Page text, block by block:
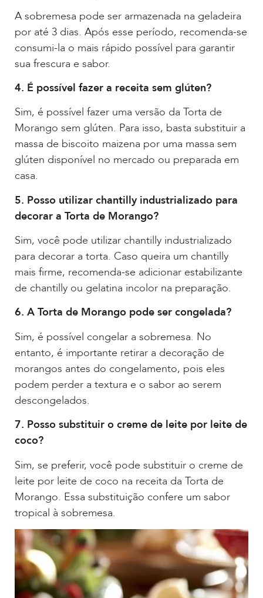
A sobremesa pode ser armazenada na geladeira
por até 3 dias. Após esse período, recomenda-se
consumi-la o mais rápido possível para garantir
sua frescura e sabor.
4. É possível fazer a receita sem glúten?
Sim, é possível fazer uma versão da Torta de
Morango sem glúten. Para isso, basta substituir a
massa de biscoito maizena por uma massa sem
glúten disponível no mercado ou preparada em
casa.
5. Posso utilizar chantilly industrializado para
decorar a Torta de Morango?
Sim, você pode utilizar chantilly industrializado
para decorar a torta. Caso queira um chantilly
mais firme, recomenda-se adicionar estabilizante
de chantilly ou gelatina incolor na preparação.
6. A Torta de Morango pode ser congelada?
Sim, é possível congelar a sobremesa. No
entanto, é importante retirar a decoração de
morangos antes do congelamento, pois eles
podem perder a textura e o sabor ao serem
descongelados.
7. Posso substituir o creme de leite por leite de
coco?
Sim, se preferir, você pode substituir o creme de
leite por leite de coco na receita da Torta de
Morango. Essa substituição confere um sabor
tropical à sobremesa.